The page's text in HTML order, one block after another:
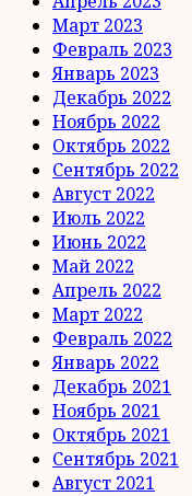
Март 2023
Февраль 2023
Январь 2023
Декабрь 2022
Ноябрь 2022
Октябрь 2022
Сентябрь 2022
Август 2022
Июль 2022
Июнь 2022
Май 2022
Апрель 2022
Март 2022
Февраль 2022
Январь 2022
Декабрь 2021
Ноябрь 2021
Октябрь 2021
Сентябрь 2021
Август 2021